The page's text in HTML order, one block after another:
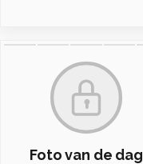
Foto van de dag